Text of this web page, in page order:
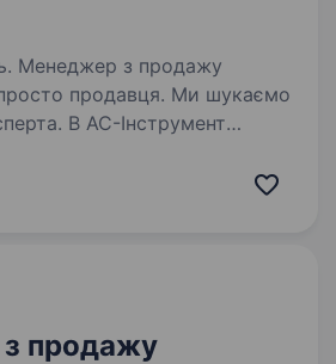
продавця. Ми шукаємо
В АС-Інструмент
та практиці. Саме тому
продажу